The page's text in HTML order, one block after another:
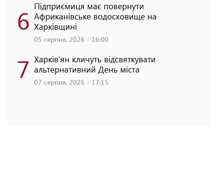
6 Підприємиця має повернути
Африканівське водосховище на
Харківщині
05 серпня, 2026 - 16:00
7 Харків'ян кличуть відсвяткувати
альтернативний День міста
07 серпня, 2026 - 17:15